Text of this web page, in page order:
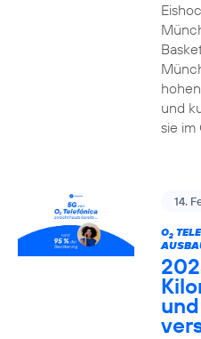
und
sie im
14.
O2